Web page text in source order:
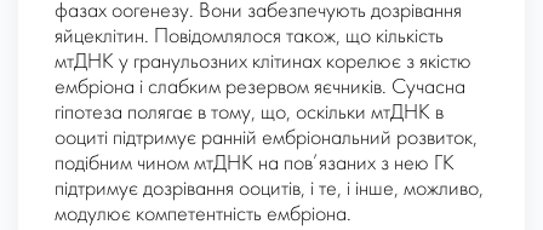
фазах оогенезу. Вони забезпечують дозрівання
яйцеклітин. Повідомлялося також, що кількість
мтДНК у гранульозних клітинах корелює з якістю
ембріона і слабким резервом яєчників. Сучасна
гіпотеза полягає в тому, що, оскільки мтДНК в
ооциті підтримує ранній ембріональний розвиток,
подібним чином мтДНК на пов’язаних з нею ГК
підтримує дозрівання ооцитів, і те, і інше, можливо,
модулює компетентність ембріона.